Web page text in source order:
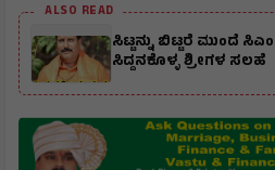
ALSO READ
ಸಿಟ್ಟನ್ನು ಬಿಟ್ಟರೆ ಮುಂದೆ
ಸಿದ್ದನಕೊಳ್ಳ ಶ್ರೀಗಳ ಸಲಹೆ